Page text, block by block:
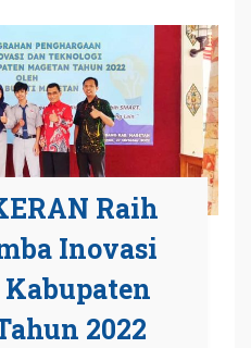
Raih
Inovasi
2022